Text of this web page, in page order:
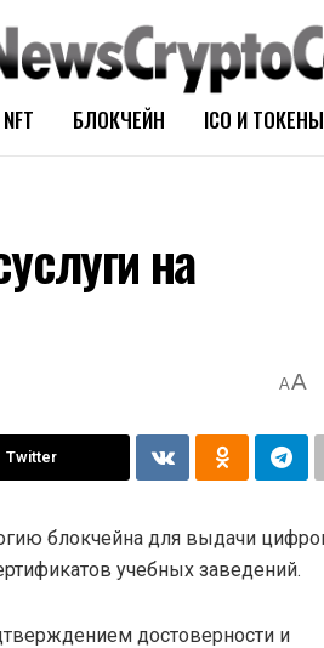
NFT БЛОКЧЕЙН ICO И ТОКЕНЫ
на
AA
Twitter
блокчейна для выдачи
учебных заведений.
достоверности и